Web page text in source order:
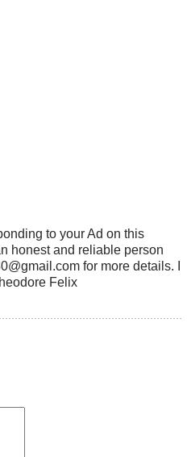
to your Ad on this
honest and reliable person
for more details. I
Felix